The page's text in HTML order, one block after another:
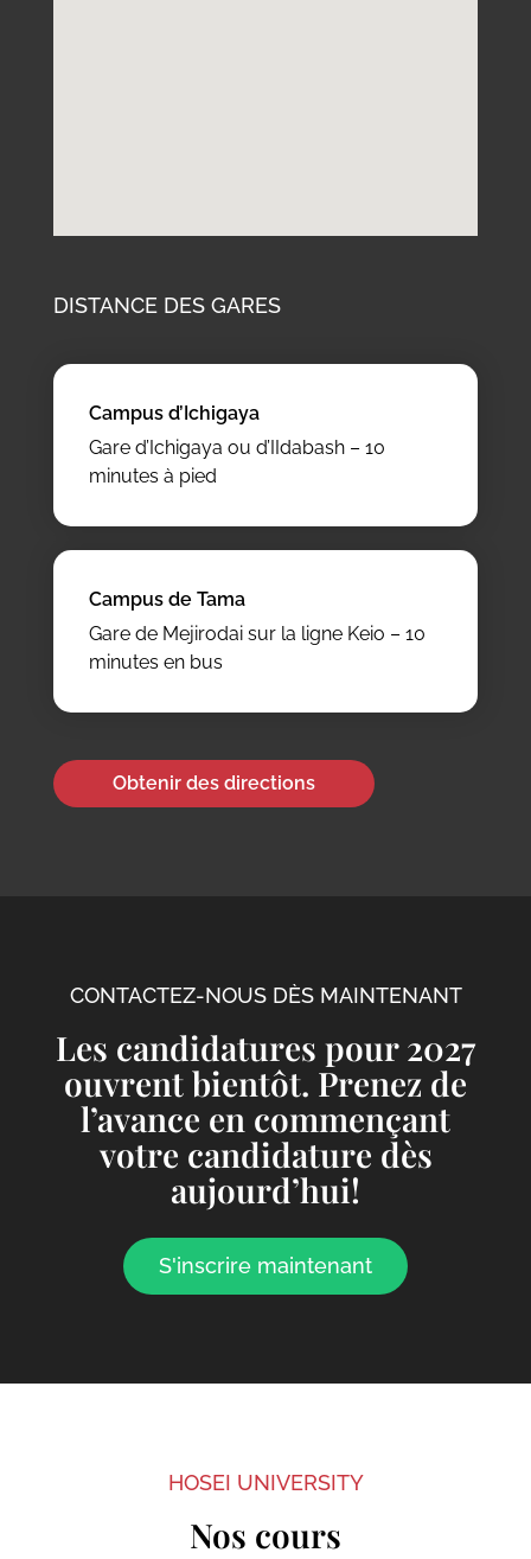
DISTANCE DES GARES
Campus d’Ichigaya
Gare d’Ichigaya ou d’IIdabash – 10
minutes à pied
Campus de Tama
Gare de Mejirodai sur la ligne Keio – 10
minutes en bus
Obtenir des directions
CONTACTEZ-NOUS DÈS MAINTENANT
Les candidatures pour 2027
ouvrent bientôt. Prenez de
l’avance en commençant
votre candidature dès
aujourd’hui!
S'inscrire maintenant
HOSEI UNIVERSITY
Nos cours